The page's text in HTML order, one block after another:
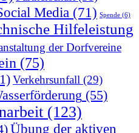
Media (71) Spende (6)
Hilfeleistung
der Dorfvereine
(75)
Verkehrsunfall (29)
(55)
(123)
Übung der aktiven